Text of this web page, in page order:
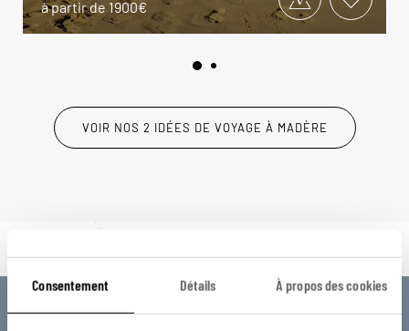
Consentement Détails À propos des cookies
à partir de 1900€
VOIR NOS 2 IDÉES DE VOYAGE À MADÈRE